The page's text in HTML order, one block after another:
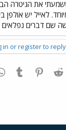
את הגיטרה
שם דברים נפלאים
in or register to
Twitter
Reddit
Pinterest